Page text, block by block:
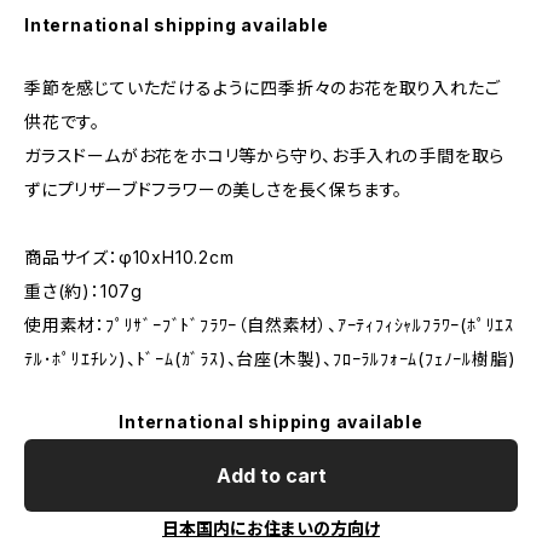
International shipping available
季節を感じていただけるように四季折々のお花を取り入れたご
供花です。
ガラスドームがお花をホコリ等から守り、お手入れの手間を取ら
ずにプリザーブドフラワーの美しさを長く保ちます。
商品サイズ：φ10xH10.2cm
重さ(約)：107g
使用素材：ﾌﾟﾘｻﾞｰﾌﾞﾄﾞﾌﾗﾜｰ（自然素材）、ｱｰﾃｨﾌｨｼｬﾙﾌﾗﾜｰ(ﾎﾟﾘｴｽ
ﾃﾙ･ﾎﾟﾘｴﾁﾚﾝ)、ﾄﾞｰﾑ(ｶﾞﾗｽ)、台座(木製)、ﾌﾛｰﾗﾙﾌｫｰﾑ(ﾌｪﾉｰﾙ樹脂)
International shipping available
Add to cart
日本国内にお住まいの方向け